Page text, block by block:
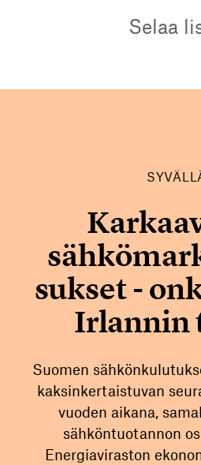
Selaa
sukset -
Irlannin
Suomen
kaksinkertaistuvan
vuoden aikana,
sähköntuotannon
Energiaviraston